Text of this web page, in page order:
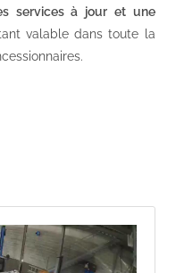
services à jour et une
valable dans toute la